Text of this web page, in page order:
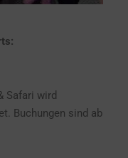
Safari wird
Buchungen sind ab